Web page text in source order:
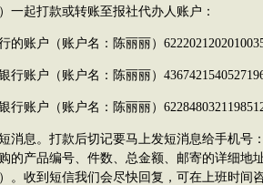
一起打款或转账至报社代办人账户：
账户（账户名：陈丽丽）
账户（账户名：陈丽丽）
账户（账户名：陈丽丽）
息。打款后切记要马上发短消息给手机号：
的产品编号、件数、总金额、邮寄的详细地
。收到短信我们会尽快回复，可在上班时间咨